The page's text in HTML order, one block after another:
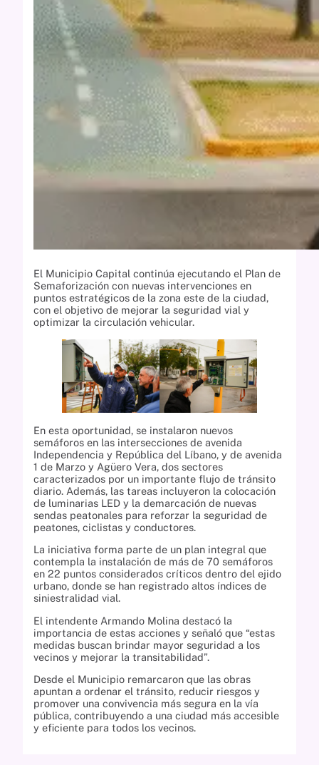
El Municipio Capital continúa ejecutando el Plan de
Semaforización con nuevas intervenciones en
puntos estratégicos de la zona este de la ciudad,
con el objetivo de mejorar la seguridad vial y
optimizar la circulación vehicular.
En esta oportunidad, se instalaron nuevos
semáforos en las intersecciones de avenida
Independencia y República del Líbano, y de avenida
1 de Marzo y Agüero Vera, dos sectores
caracterizados por un importante flujo de tránsito
diario. Además, las tareas incluyeron la colocación
de luminarias LED y la demarcación de nuevas
sendas peatonales para reforzar la seguridad de
peatones, ciclistas y conductores.
La iniciativa forma parte de un plan integral que
contempla la instalación de más de 70 semáforos
en 22 puntos considerados críticos dentro del ejido
urbano, donde se han registrado altos índices de
siniestralidad vial.
El intendente Armando Molina destacó la
importancia de estas acciones y señaló que “estas
medidas buscan brindar mayor seguridad a los
vecinos y mejorar la transitabilidad”.
Desde el Municipio remarcaron que las obras
apuntan a ordenar el tránsito, reducir riesgos y
promover una convivencia más segura en la vía
pública, contribuyendo a una ciudad más accesible
y eficiente para todos los vecinos.